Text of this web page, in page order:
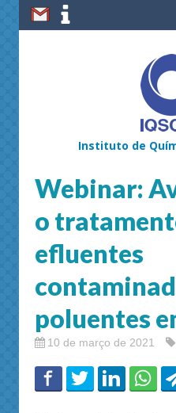
Instituto de
Webinar:
o
efluentes
poluentes
10 de março de 2021